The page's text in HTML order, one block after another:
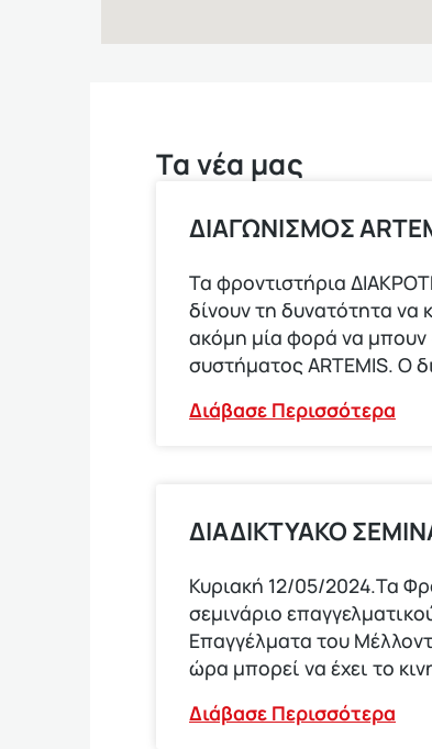
Τα νέα μας
ΔΙΑΓΩΝΙΣΜΟΣ
Τα φροντιστήρια
δίνουν τη δυνατότητα να
ακόμη μία φορά να
συστήματος ARTEMIS. Ο
Διάβασε Περισσότερα
ΔΙΑΔΙΚΤΥΑΚΟ
Κυριακή 12/05/2024.Τα
σεμινάριο
Επαγγέλματα του
ώρα μπορεί να έχει το
Διάβασε Περισσότερα